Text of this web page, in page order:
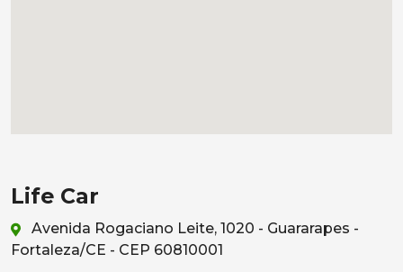
Life Car
Avenida Rogaciano Leite, 1020 - Guararapes -
Fortaleza/CE - CEP 60810001